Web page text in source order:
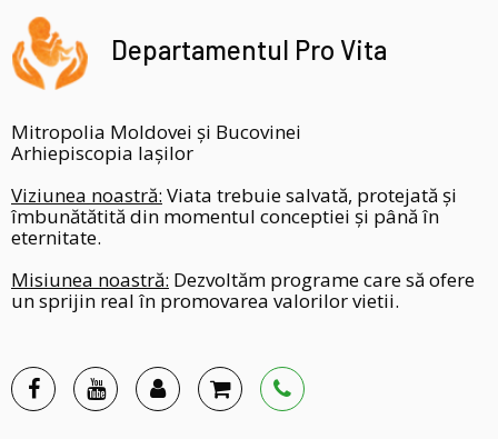
Departamentul Pro Vita
Mitropolia Moldovei și Bucovinei
Arhiepiscopia Iașilor
Viziunea noastră: Viata trebuie salvată, protejată și
îmbunătătită din momentul conceptiei și până în
eternitate.
Misiunea noastră: Dezvoltăm programe care să ofere
un sprijin real în promovarea valorilor vietii.